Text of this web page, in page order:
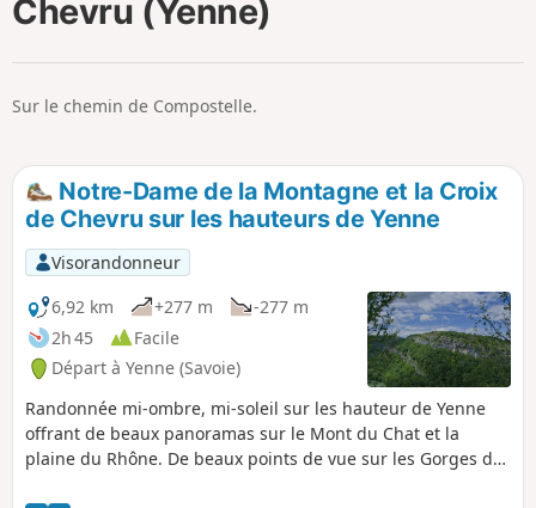
Chevru (Yenne)
Sur le chemin de Compostelle.
Notre-Dame de la Montagne et la Croix
de Chevru sur les hauteurs de Yenne
Visorandonneur
6,92 km
+277 m
-277 m
2h 45
Facile
Départ à Yenne (Savoie)
Randonnée mi-ombre, mi-soleil sur les hauteur de Yenne
offrant de beaux panoramas sur le Mont du Chat et la
plaine du Rhône. De beaux points de vue sur les Gorges de